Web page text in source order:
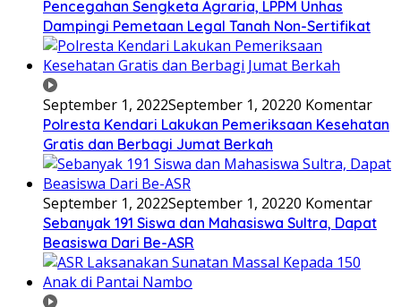
Pencegahan Sengketa Agraria, LPPM Unhas
Dampingi Pemetaan Legal Tanah Non-Sertifikat
September 1, 2022September 1, 20220 Komentar
Polresta Kendari Lakukan Pemeriksaan Kesehatan
Gratis dan Berbagi Jumat Berkah
September 1, 2022September 1, 20220 Komentar
Sebanyak 191 Siswa dan Mahasiswa Sultra, Dapat
Beasiswa Dari Be-ASR